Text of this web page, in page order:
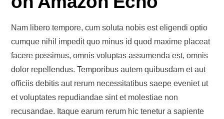
Nam libero tempore, cum soluta nobis est eligendi optio
cumque nihil impedit quo minus id quod maxime placeat
facere possimus, omnis voluptas assumenda est, omnis
dolor repellendus. Temporibus autem quibusdam et aut
officiis debitis aut rerum necessitatibus saepe eveniet ut
et voluptates repudiandae sint et molestiae non
recusandae. Itaque earum rerum hic tenetur a sapiente